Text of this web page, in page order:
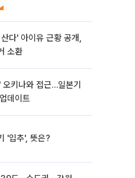
다' 아이유 근황 공개,
소환
키나와 접근…일본기
데이트
'입추', 뜻은?